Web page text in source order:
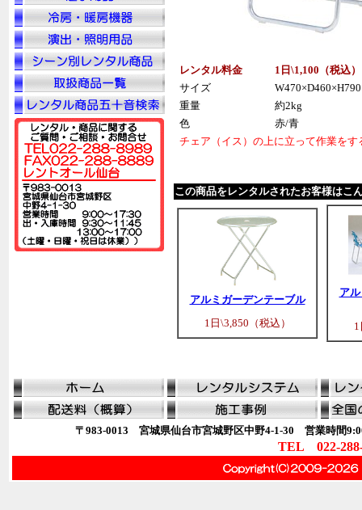
レンタル料金 1日\1,100（税込
サイズ
重量
約2kg
色
赤/青
チェア（イス）の上に立って作業を
この商品をレンタルされたお客様はこ
アルミガーデンテーブル
1日\3,850（税込）
ア
〒983-0013 宮城県仙台市宮城野区中野4-1-30 営業時間
TEL 022-